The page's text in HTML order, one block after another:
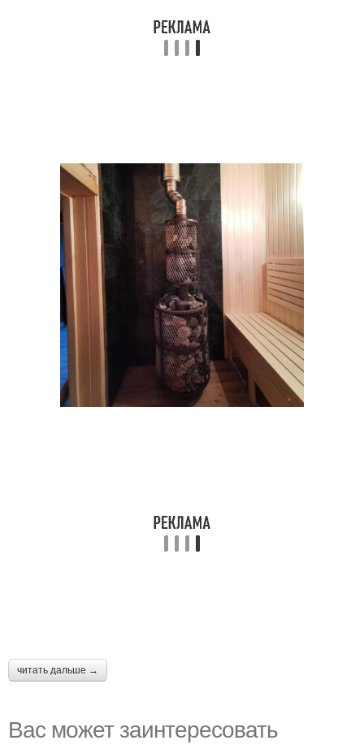
читать дальше →
Вас может заинтересовать